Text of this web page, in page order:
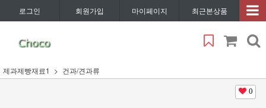
로그인 회원가입 마이페이지 최근본상품
제과제빵재료1 건과/견과류
0